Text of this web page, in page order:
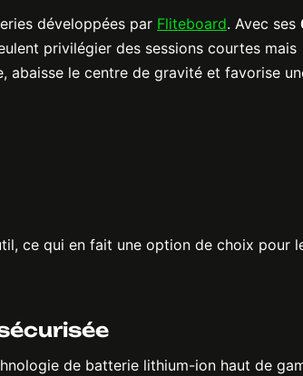
développées par Fliteboard. Avec ses
privilégier des sessions courtes mais
abaisse le centre de gravité et favorise
ce qui en fait une option de choix pour
de batterie lithium-ion haut de